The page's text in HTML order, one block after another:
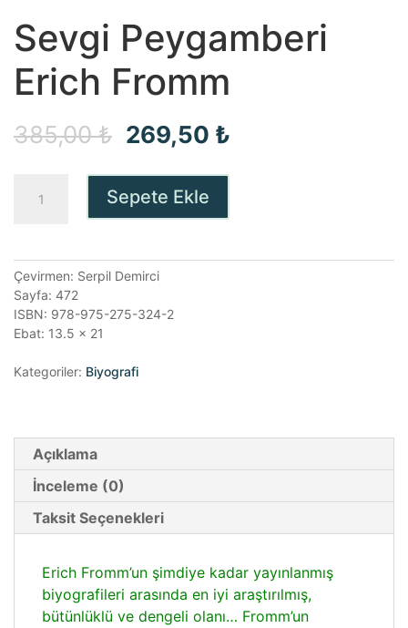
Sevgi Peygamberi
Erich Fromm
385,00₺ Orijinal
fiyat:
385,00 ₺.
269,50 ₺
Peygamberi
adet
Sepete Ekle
Çevirmen: Serpil Demirci
Sayfa: 472
ISBN: 978-975-275-324-2
Ebat: 13.5 x 21
Kategoriler: Biyografi
Açıklama
İnceleme (0)
Taksit Seçenekleri
Erich Fromm’un şimdiye kadar yayınlanmış
biyografileri arasında en iyi araştırılmış,
bütünlüklü ve dengeli olanı… Fromm’un